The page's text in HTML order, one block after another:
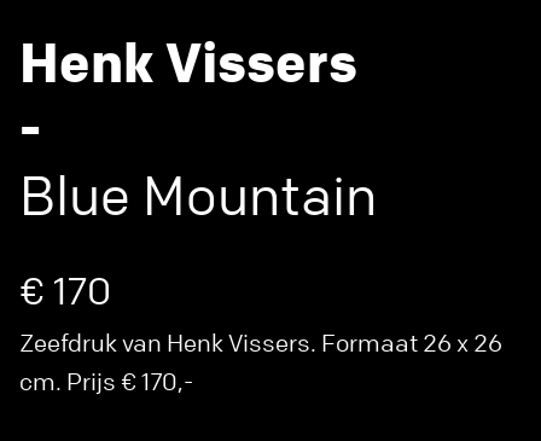
Henk Vissers
-
Blue Mountain
€ 170
Zeefdruk van Henk Vissers. Formaat 26 x 26
cm. Prijs € 170,-